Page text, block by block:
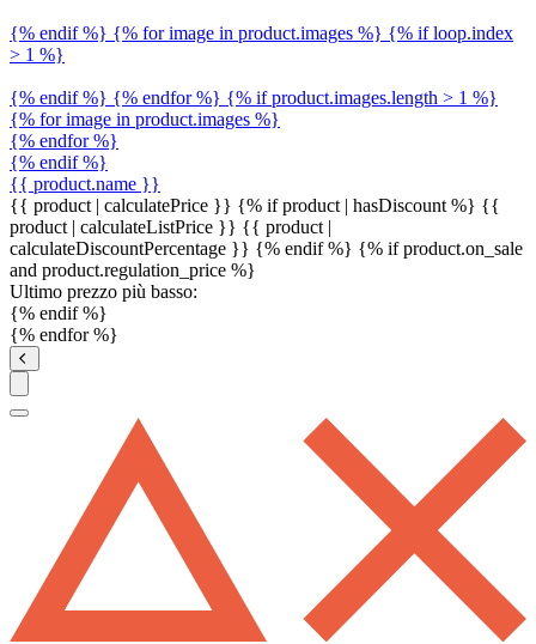
{% endif %} {% for image in product.images %} {% if loop.index
> 1 %}
{% endif %} {% endfor %} {% if product.images.length > 1 %}
{% for image in product.images %}
{% endfor %}
{% endif %}
{{ product.name }}
{{ product | calculatePrice }} {% if product | hasDiscount %} {{
product | calculateListPrice }} {{ product |
calculateDiscountPercentage }} {% endif %} {% if product.on_sale
and product.regulation_price %}
Ultimo prezzo più basso:
{% endif %}
{% endfor %}